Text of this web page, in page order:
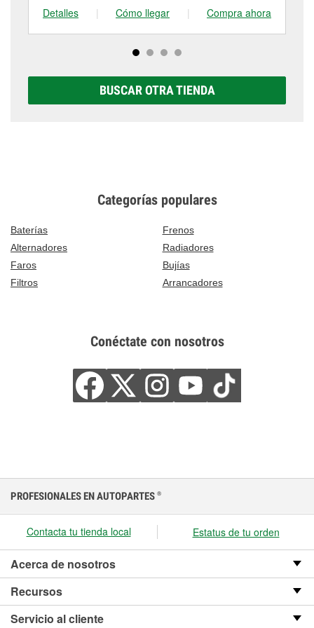
Detalles
| Cómo llegar | Compra ahora
BUSCAR OTRA TIENDA
Categorías populares
Baterías
Frenos
Alternadores
Radiadores
Faros
Bujías
Filtros
Arrancadores
Conéctate con nosotros
PROFESIONALES EN AUTOPARTES ®
Contacta tu tienda local Estatus de tu orden
Acerca de nosotros
Recursos
Servicio al cliente